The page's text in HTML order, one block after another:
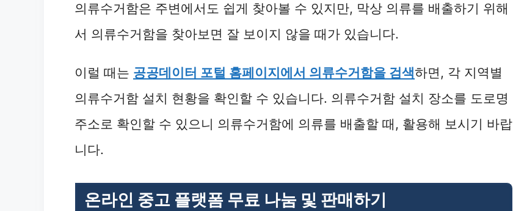
의류수거함은 주변에서도 쉽게 찾아볼 수 있지만, 막상 의류를 배출하기 위해
서 의류수거함을 찾아보면 잘 보이지 않을 때가 있습니다.
이럴 때는 공공데이터 포털 홈페이지에서 의류수거함을 검색하면, 각 지역별
의류수거함 설치 현황을 확인할 수 있습니다. 의류수거함 설치 장소를 도로명
주소로 확인할 수 있으니 의류수거함에 의류를 배출할 때, 활용해 보시기 바랍
니다.
온라인 중고 플랫폼 무료 나눔 및 판매하기